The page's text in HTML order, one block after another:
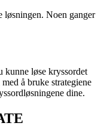
løsningen. Noen ganger
kunne løse kryssordet
å bruke strategiene
dine.